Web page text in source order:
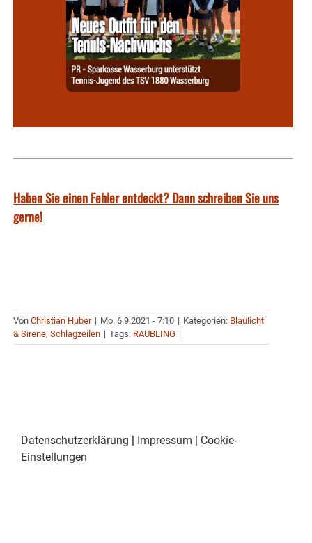
Haben Sie einen Fehler entdeckt? Dann schreiben Sie uns
gerne!
Von Christian Huber | Mo. 6.9.2021 - 7:10 | Kategorien: Blaulicht
& Sirene, Schlagzeilen | Tags: RAUBLING |
Datenschutzerklärung | Impressum | Cookie-
Einstellungen